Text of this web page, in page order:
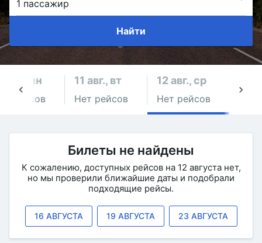
Найти
авг., пн
рейсов
11 авг., вт
Нет рейсов
12 авг., ср
Нет рейсов
Билеты не найдены
К сожалению, доступных рейсов на 12 августа нет,
но мы проверили ближайшие даты и подобрали
подходящие рейсы.
16 АВГУСТА 19 АВГУСТА 23 АВГУСТА